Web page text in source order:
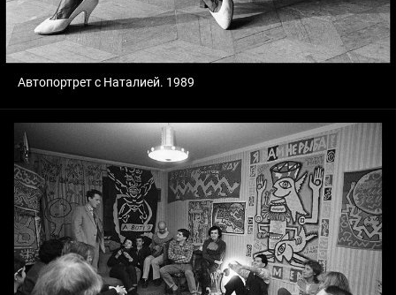
Автопортрет с Наталией. 1989